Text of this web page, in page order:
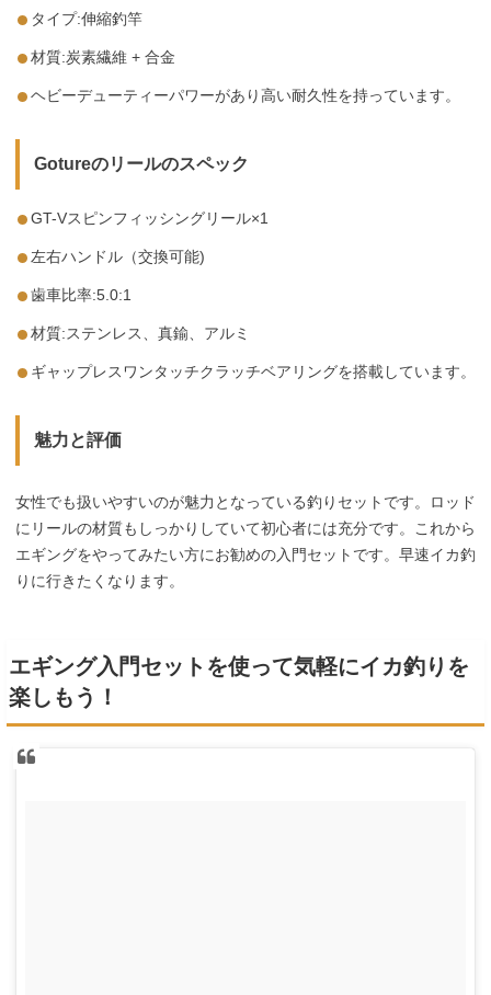
タイプ:伸縮釣竿
材質:炭素繊維 + 合金
ヘビーデューティーパワーがあり高い耐久性を持っています。
Gotureのリールのスペック
GT-Vスピンフィッシングリール×1
左右ハンドル（交換可能)
歯車比率:5.0:1
材質:ステンレス、真鍮、アルミ
ギャップレスワンタッチクラッチベアリングを搭載しています。
魅力と評価
女性でも扱いやすいのが魅力となっている釣りセットです。ロッド
にリールの材質もしっかりしていて初心者には充分です。これから
エギングをやってみたい方にお勧めの入門セットです。早速イカ釣
りに行きたくなります。
エギング入門セットを使って気軽にイカ釣りを
楽しもう！